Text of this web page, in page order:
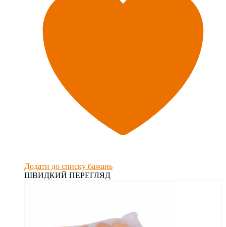
Додати до списку бажань
ШВИДКИЙ ПЕРЕГЛЯД